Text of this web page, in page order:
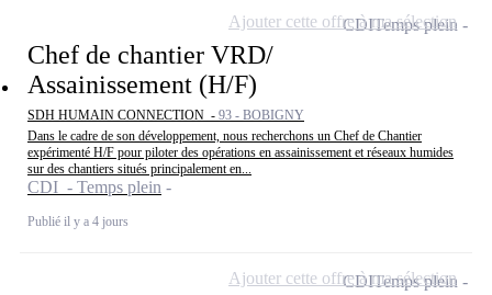
Chef de chantier VRD/
Assainissement (H/F)
SDH HUMAIN CONNECTION - 93 - BOBIGNY
Dans le cadre de son développement, nous recherchons un Chef de Chantier
expérimenté H/F pour piloter des opérations en assainissement et réseaux humides
sur des chantiers situés principalement en...
CDI - Temps plein
Publié il y a 4 jours
CDITemps plein
Ajouter cette offre à ma sélection
CDITemps plein
Ajouter cette offre à ma sélection